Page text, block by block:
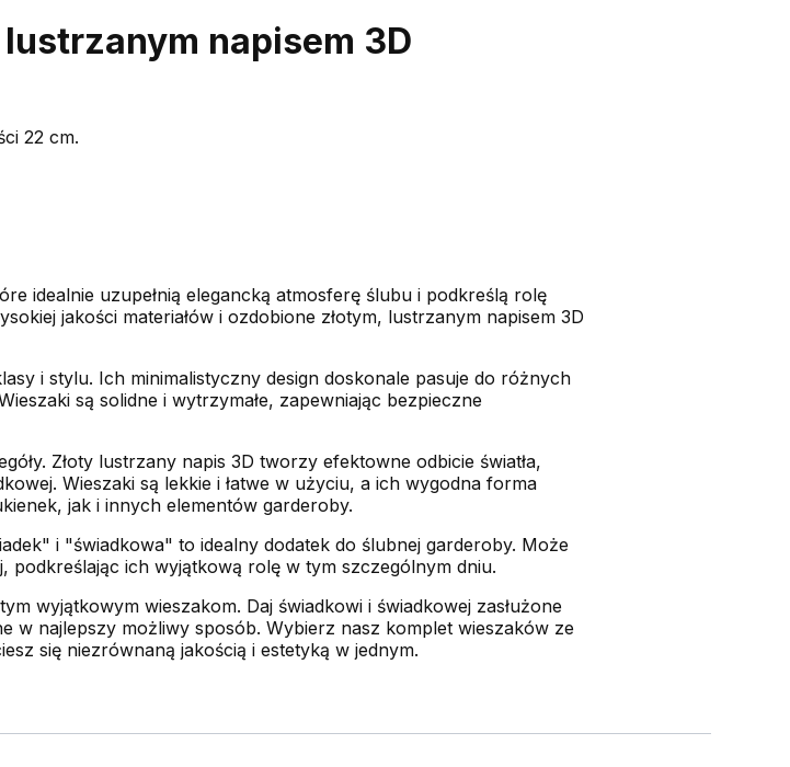
napisem 3D
22 cm.
idealnie uzupełnią elegancką atmosferę ślubu i podkreślą rolę
jakości materiałów i ozdobione złotym, lustrzanym napisem 3D
i stylu. Ich minimalistyczny design doskonale pasuje do różnych
są solidne i wytrzymałe, zapewniając bezpieczne
Złoty lustrzany napis 3D tworzy efektowne odbicie światła,
Wieszaki są lekkie i łatwe w użyciu, a ich wygodna forma
jak i innych elementów garderoby.
i "świadkowa" to idealny dodatek do ślubnej garderoby. Może
podkreślając ich wyjątkową rolę w tym szczególnym dniu.
wyjątkowym wieszakom. Daj świadkowi i świadkowej zasłużone
w najlepszy możliwy sposób. Wybierz nasz komplet wieszaków ze
się niezrównaną jakością i estetyką w jednym.